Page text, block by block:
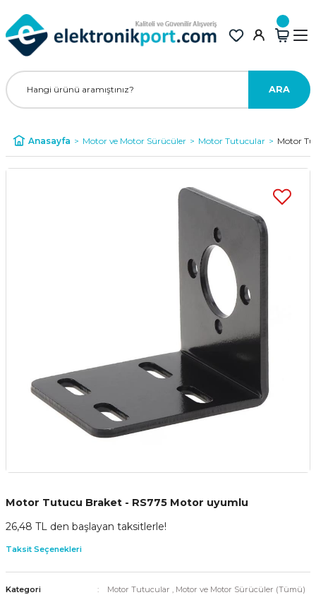
ARA
Anasayfa Motor ve Motor Sürücüler Motor Tutucular Motor
Motor Tutucu Braket - RS775 Motor uyumlu
26,48 TL den başlayan taksitlerle!
Taksit Seçenekleri
Kategori Motor Tutucular , Motor ve Motor Sürücüler (Tümü)